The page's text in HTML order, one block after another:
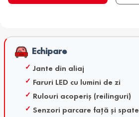
Echipare
Jante din aliaj
Faruri LED cu lumini de zi
Rulouri acoperiș (reilinguri)
Senzori parcare față și spate